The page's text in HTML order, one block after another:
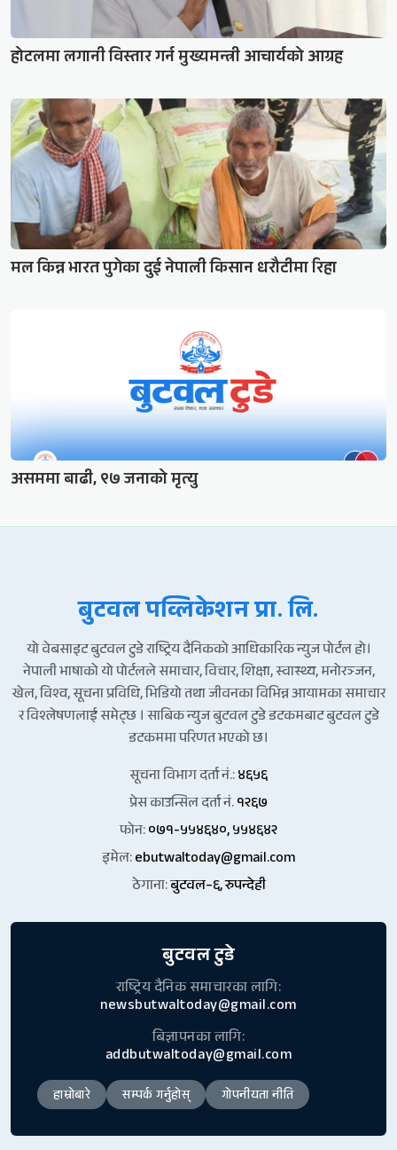
होटलमा लगानी विस्तार गर्न मुख्यमन्त्री आचार्यको आग्रह
मल किन्न भारत पुगेका दुई नेपाली किसान धरौटीमा रिहा
असममा बाढी, ९७ जनाको मृत्यु
बुटवल पव्लिकेशन प्रा. लि.
यो वेबसाइट बुटवल टुडे राष्ट्रिय दैनिकको आधिकारिक न्युज पोर्टल हो।
नेपाली भाषाको यो पोर्टलले समाचार, विचार, शिक्षा, स्वास्थ्य, मनोरञ्जन,
खेल, विश्व, सूचना प्रविधि, भिडियो तथा जीवनका विभिन्न आयामका समाचार
र विश्लेषणलाई समेट्छ । साबिक न्युज बुटवल टुडे डटकमबाट बुटवल टुडे
डटकममा परिणत भएको छ।
सूचना विभाग दर्ता नं.:४६५६
प्रेस काउन्सिल दर्ता नं.१२६७
फोन:०७१-५५४६४०, ५५४६४२
इमेल:ebutwaltoday@gmail.com
ठेगाना:बुटवल–६, रुपन्देही
बुटवल टुडे
राष्ट्रिय दैनिक समाचारका लागि:
newsbutwaltoday@gmail.com
बिज्ञापनका लागि:
addbutwaltoday@gmail.com
हाम्रोबारे सम्पर्क गर्नुहोस् गोपनीयता नीति